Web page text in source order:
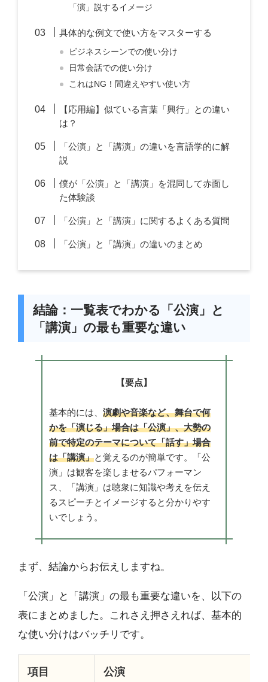
「演」説するイメージ
具体的な例文で使い方をマスターする
ビジネスシーンでの使い分け
日常会話での使い分け
これはNG！間違えやすい使い方
【応用編】似ている言葉「興行」との違い
は？
「公演」と「講演」の違いを言語学的に解
説
僕が「公演」と「講演」を混同して赤面し
た体験談
「公演」と「講演」に関するよくある質問
「公演」と「講演」の違いのまとめ
結論：一覧表でわかる「公演」と
「講演」の最も重要な違い
【要点】
基本的には、 演劇や音楽など、舞台で何
かを「演じる」場合は「公演」、大勢の
前で特定のテーマについて「話す」場合
は「講演」と覚えるのが簡単です。「公
演」は観客を楽しませるパフォーマン
ス、「講演」は聴衆に知識や考えを伝え
るスピーチとイメージすると分かりやす
いでしょう。
まず、結論からお伝えしますね。
「公演」と「講演」の最も重要な違いを、以下の
表にまとめました。これさえ押さえれば、基本的
な使い分けはバッチリです。
項目 公演